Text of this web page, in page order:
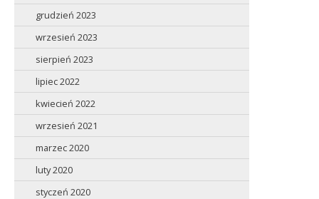
grudzień 2023
wrzesień 2023
sierpień 2023
lipiec 2022
kwiecień 2022
wrzesień 2021
marzec 2020
luty 2020
styczeń 2020